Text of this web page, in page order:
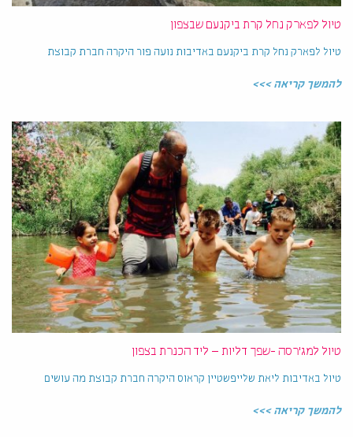
טיול לפארק נחל קרת ביקנעם שבצפון
טיול לפארק נחל קרת ביקנעם באדיבות נועה פור היקרה חברת קבוצת
להמשך קריאה >>>
טיול למג'רסה -שפך דליות – ליד הכנרת בצפון
טיול באדיבות ליאת שלייפשטיין קראוס היקרה חברת קבוצת מה עושים
להמשך קריאה >>>